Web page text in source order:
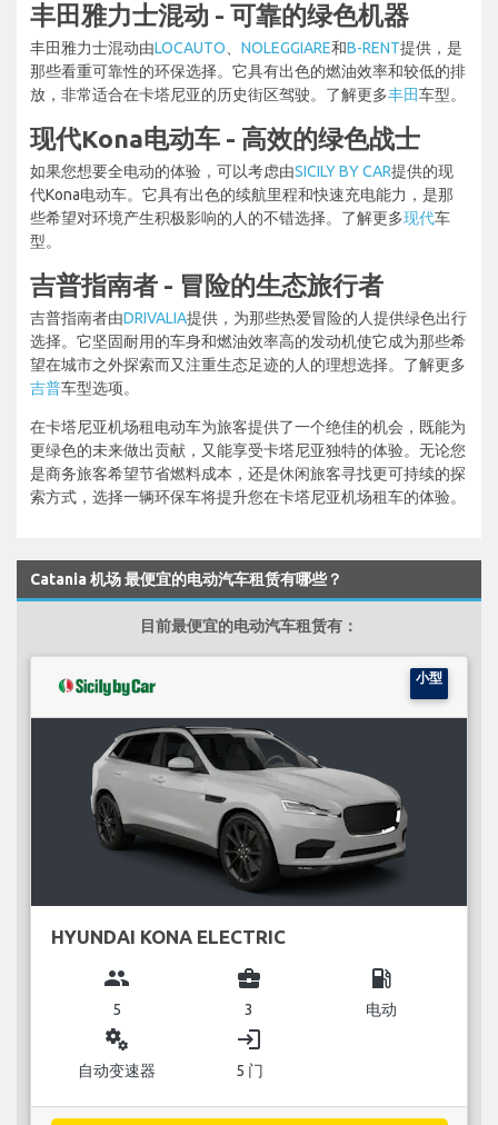
丰田雅力士混动 - 可靠的绿色机器
丰田雅力士混动由LOCAUTO NOLEGGIARE和B-RENT提供，是
那些看重可靠性的环保选择。它具有出色的燃油效率和较低的排
放，非常适合在卡塔尼亚的历史街区驾驶。了解更多丰田车型。
现代Kona电动车 - 高效的绿色战士
如果您想要全电动的体验，可以考虑由SICILY BY CAR提供的现
代Kona电动车。它具有出色的续航里程和快速充电能力，是那
些希望对环境产生积极影响的人的不错选择。了解更多现代车
型。
吉普指南者 - 冒险的生态旅行者
吉普指南者由DRIVALIA提供，为那些热爱冒险的人提供绿色出行
选择。它坚固耐用的车身和燃油效率高的发动机使它成为那些希
望在城市之外探索而又注重生态足迹的人的理想选择。了解更多
吉普车型选项。
在卡塔尼亚机场租电动车为旅客提供了一个绝佳的机会，既能为
更绿色的未来做出贡献，又能享受卡塔尼亚独特的体验。无论您
是商务旅客希望节省燃料成本，还是休闲旅客寻找更可持续的探
索方式，选择一辆环保车将提升您在卡塔尼亚机场租车的体验。
Catania 机场 最便宜的电动汽车租赁有哪些？
目前最便宜的电动汽车租赁有：
小型
HYUNDAI KONA ELECTRIC
group
5
business_center
3
local_gas_station
电动
miscellaneous_services
自动变速器
login
5 门